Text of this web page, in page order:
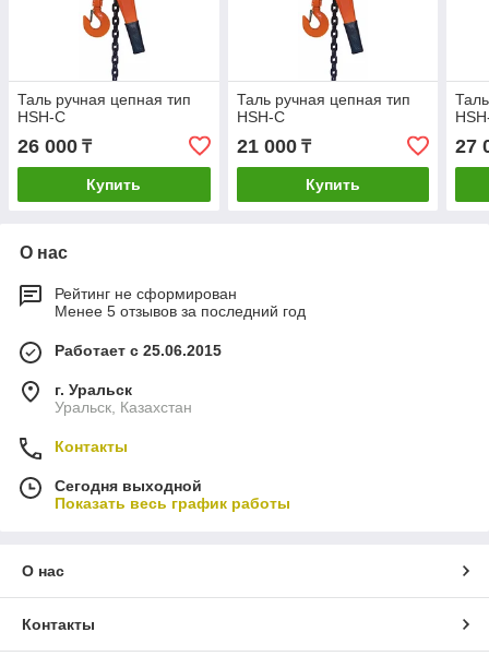
Таль ручная цепная тип
HSH-C
26 000 ₸
Купить
Таль ручная цепная тип
HSH-C
21 000₸
Купить
27
О нас
Рейтинг не сформирован
Менее 5 отзывов за последний год
Работает с 25.06.2015
г. Уральск
Уральск, Казахстан
Контакты
Сегодня выходной
Показать весь график работы
О нас
Контакты